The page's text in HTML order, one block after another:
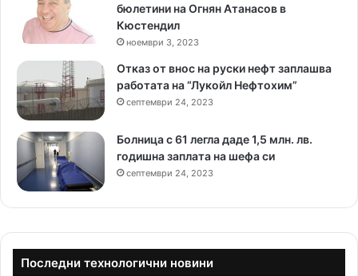
бюлетини на Огнян Атанасов в
Кюстендил
ноември 3, 2023
Отказ от внос на руски нефт заплашва
работата на “Лукойл Нефтохим”
септември 24, 2023
Болница с 61 легла даде 1,5 млн. лв.
годишна заплата на шефа си
септември 24, 2023
Последни технологични новини